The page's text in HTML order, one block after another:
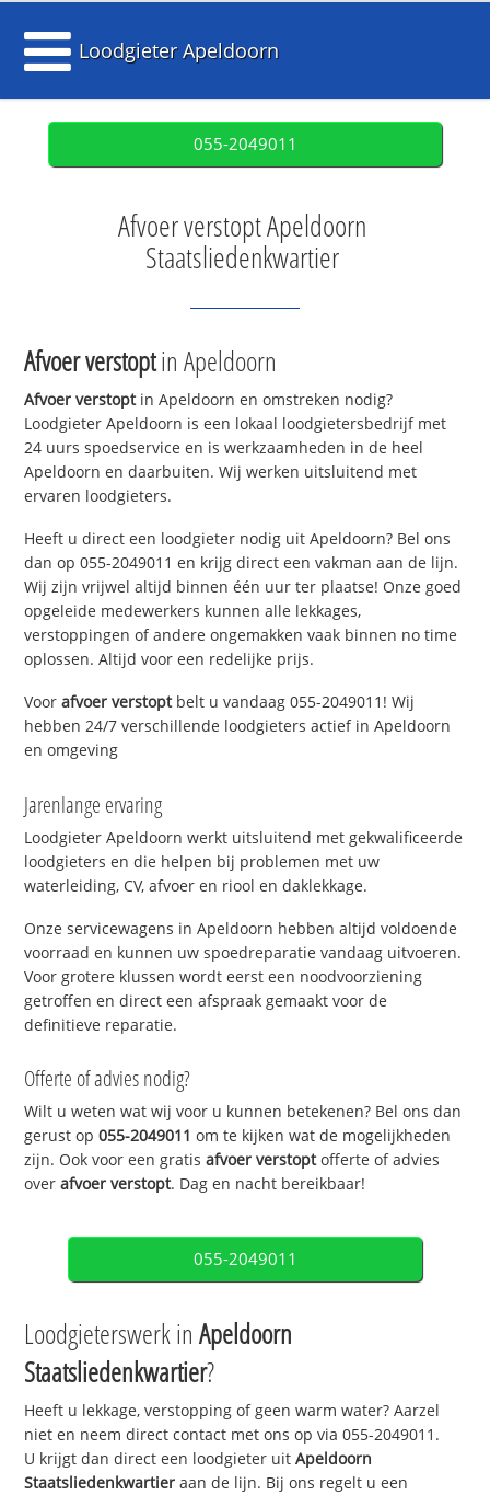
Loodgieter Apeldoorn
055-2049011
Afvoer verstopt Apeldoorn
Staatsliedenkwartier
Afvoer verstoptin Apeldoorn
Afvoer verstoptin Apeldoorn en omstreken nodig?
Loodgieter Apeldoorn is een lokaal loodgietersbedrijf met
24 uurs spoedservice en is werkzaamheden in de heel
Apeldoorn en daarbuiten. Wij werken uitsluitend met
ervaren loodgieters.
Heeft u direct een loodgieter nodig uit Apeldoorn? Bel ons
dan op 055-2049011 en krijg direct een vakman aan de lijn.
Wij zijn vrijwel altijd binnen één uur ter plaatse! Onze goed
opgeleide medewerkers kunnen alle lekkages,
verstoppingen of andere ongemakken vaak binnen no time
oplossen. Altijd voor een redelijke prijs.
Voorafvoer verstoptbelt u vandaag 055-2049011! Wij
hebben 24/7 verschillende loodgieters actief in Apeldoorn
en omgeving
Jarenlange ervaring
Loodgieter Apeldoorn werkt uitsluitend met gekwalificeerde
loodgieters en die helpen bij problemen met uw
waterleiding, CV, afvoer en riool en daklekkage.
Onze servicewagens in Apeldoorn hebben altijd voldoende
voorraad en kunnen uw spoedreparatie vandaag uitvoeren.
Voor grotere klussen wordt eerst een noodvoorziening
getroffen en direct een afspraak gemaakt voor de
definitieve reparatie.
Offerte of advies nodig?
Wilt u weten wat wij voor u kunnen betekenen? Bel ons dan
gerust op055-2049011 om te kijken wat de mogelijkheden
zijn. Ook voor een gratisafvoer verstoptofferte of advies
overafvoer verstopt. Dag en nacht bereikbaar!
055-2049011
Loodgieterswerk inApeldoorn
Staatsliedenkwartier?
Heeft u lekkage, verstopping of geen warm water? Aarzel
niet en neem direct contact met ons op via 055-2049011.
U krijgt dan direct een loodgieter uitApeldoorn
Staatsliedenkwartier aan de lijn. Bij ons regelt u een